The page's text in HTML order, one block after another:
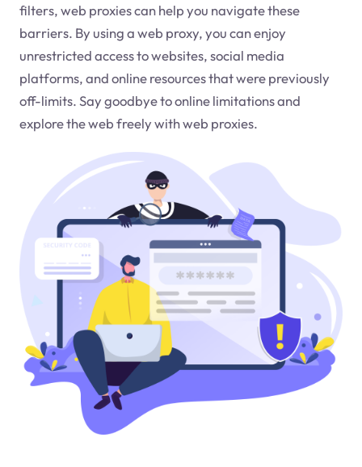
filters, web proxies can help you navigate these
barriers. By using a web proxy, you can enjoy
unrestricted access to websites, social media
platforms, and online resources that were previously
off-limits. Say goodbye to online limitations and
explore the web freely with web proxies.